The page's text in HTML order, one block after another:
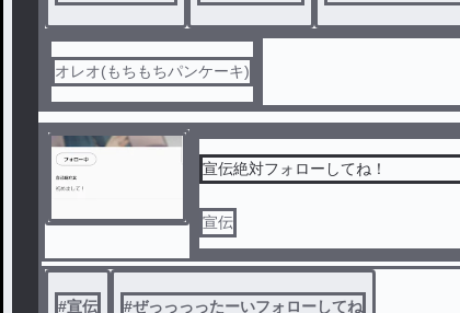
オレオ(もちもちパンケーキ)
宣伝絶対フォローしてね！
宣伝
#宣伝 #ぜっっっったーいフォローしてね